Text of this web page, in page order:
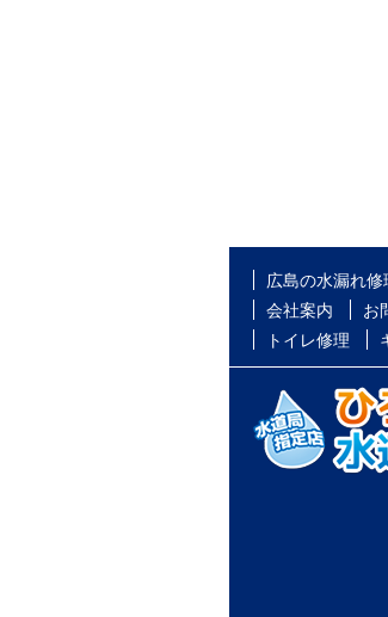
広島の水漏れ
会社案内
お
トイレ修理